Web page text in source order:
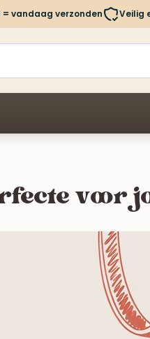
= vandaag verzonden Veilig
voor